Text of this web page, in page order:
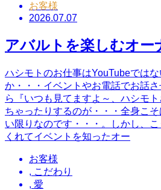
お客様
2026.07.07
アバルトを楽しむオー
ハシモトのお仕事はYouTubeでは
か・・・イベントやお電話でお話
ら『いつも見てますよ～、ハシモ
ちゃったりするのが・・・全身こ
い限りなのです・・・。しかし、
くれてイベントを知ったオー
お客様
, こだわり
, 愛